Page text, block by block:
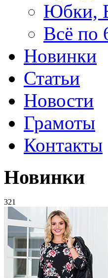
Юбки,
Всё по
Новинки
Статьи
Новости
Грамоты
Контакты
Новинки
321